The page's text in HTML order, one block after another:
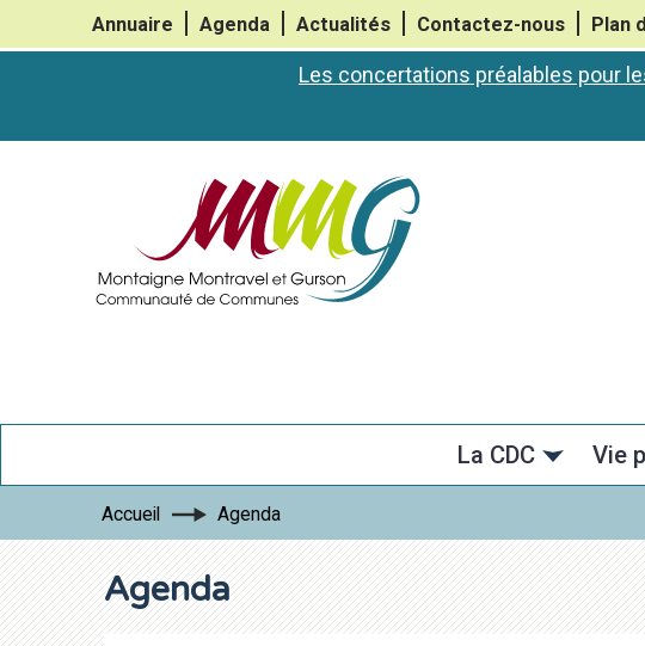
Annuaire Agenda Actualités Contactez-nous Plan
Les concertations préalables pour
La CDC Vie
Accueil Agenda
Agenda